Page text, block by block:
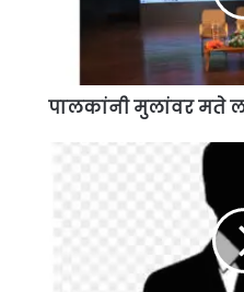
पालकांनी मुलांवर मते